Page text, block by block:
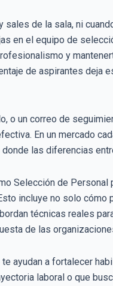
de la sala, ni
en el equipo de
y
de aspirantes deja
o un correo de
En un mercado
las diferencias
Selección de
incluye no solo
técnicas reales
de las
ayudan a fortalecer
laboral o que